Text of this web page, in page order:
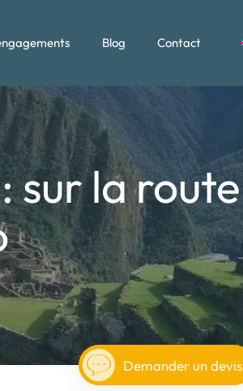
Blog Contact
sur la route
Demander un devis